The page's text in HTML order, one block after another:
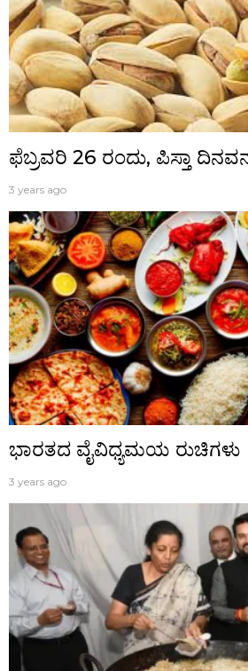
ಫೆಬ್ರವರಿ 26 ರಂದು, ಪಿಸ್ತಾ
3 years ago
ಭಾರತದ ವೈವಿಧ್ಯಮಯ ರುಚಿಗಳು
3 years ago